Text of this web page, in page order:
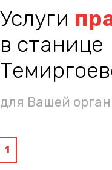
Услуги
в станице
для Вашей
1